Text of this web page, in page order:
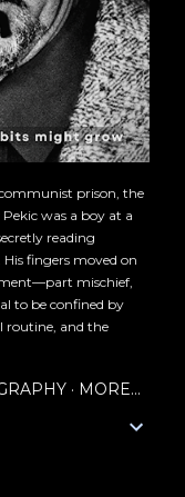
prison, the
was a boy at a
reading
fingers moved on
mischief,
to be confined by
routine, and the
MORE…